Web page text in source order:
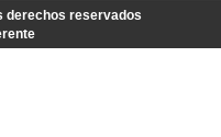
derechos reservados